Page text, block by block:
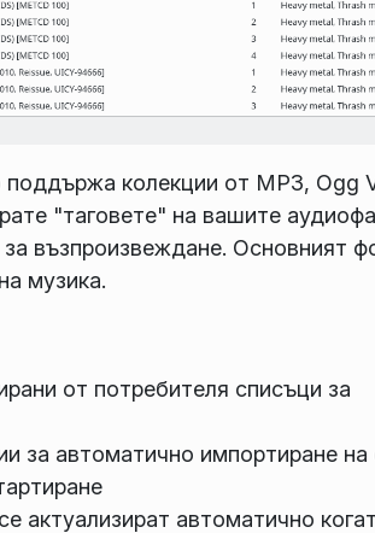
колекции от MP3, Ogg
"таговете" на вашите
възпроизвеждане. Основният
музика.
от потребителя списъци за
за автоматично импортиране на
актуализират автоматично